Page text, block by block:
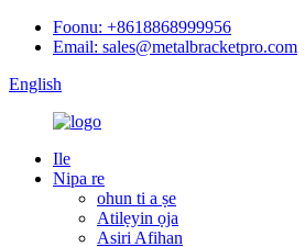
Foonu: +8618868999956
Email: sales@metalbracketpro.com
English
Ile
Nipa re
ohun ti a ṣe
Atilẹyin ọja
Asiri Afihan